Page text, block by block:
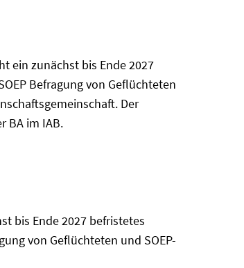
ein zunächst bis Ende 2027
Befragung von Geflüchteten
Der
BA im IAB.
bis Ende 2027 befristetes
von Geflüchteten und SOEP-